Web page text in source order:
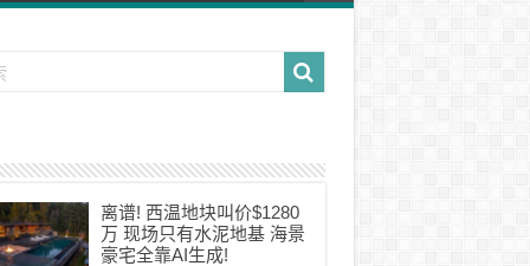
离谱! 西温地块叫价$1280
万 现场只有水泥地基 海景
豪宅全靠AI生成!